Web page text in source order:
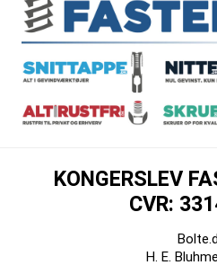
KONGERSLEV
CVR:
H. E.